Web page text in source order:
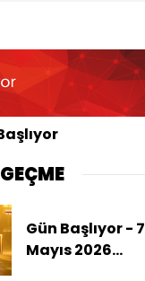
Gün Başlıyor - 7
Mayıs 2026